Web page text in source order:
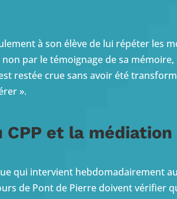
à son élève de lui répéter les
non par le témoignage de sa
restée crue sans avoir été
».
CPP et la
qui intervient hebdomadairement
de Pont de Pierre doivent vérifier